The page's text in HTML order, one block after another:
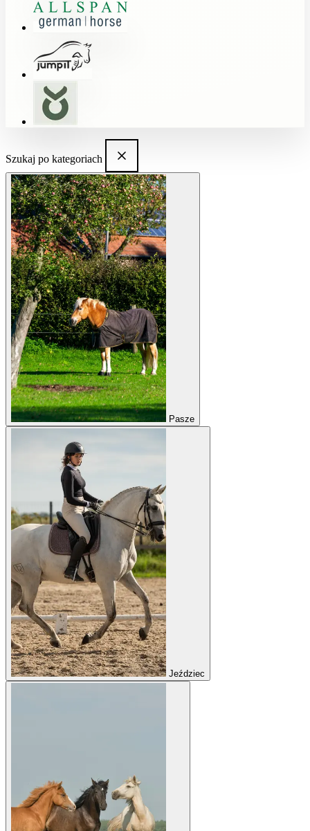
Szukaj po kategoriach
Pasze
Jeździec